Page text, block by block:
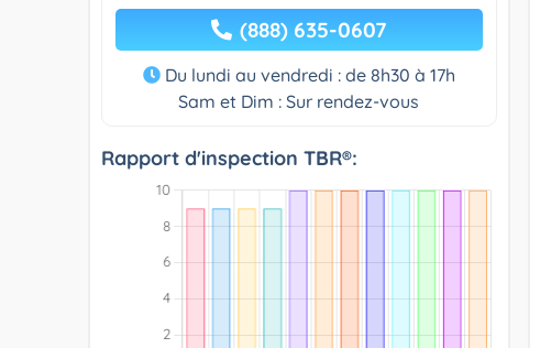
(888) 635-0607
Du lundi au vendredi : de 8h30 à 17h
Sam et Dim : Sur rendez-vous
Rapport d'inspection TBR®: